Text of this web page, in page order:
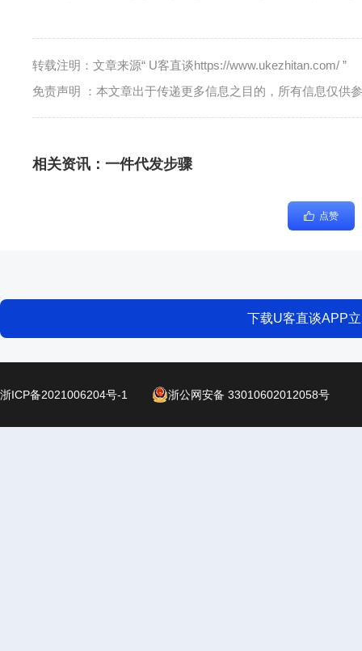
转载注明：文章来源“ U客直谈https://www.ukezhitan.com/ ”
免责声明 ：本文章出于传递更多信息之目的，所有信息仅供
相关资讯： 一件代发步骤
点赞
下载U客直谈APP
浙ICP备2021006204号-1 浙公网安备 33010602012058号